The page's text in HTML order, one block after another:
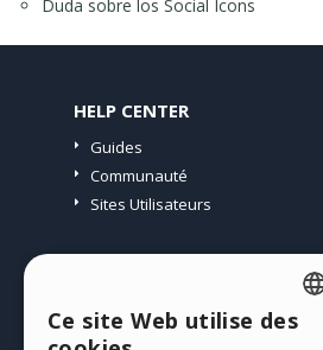
Duda sobre los Social Icons
HELP CENTER
Guides
Communauté
Sites Utilisateurs
Mes Messages
ENGLISH
Ce site Web utilise des